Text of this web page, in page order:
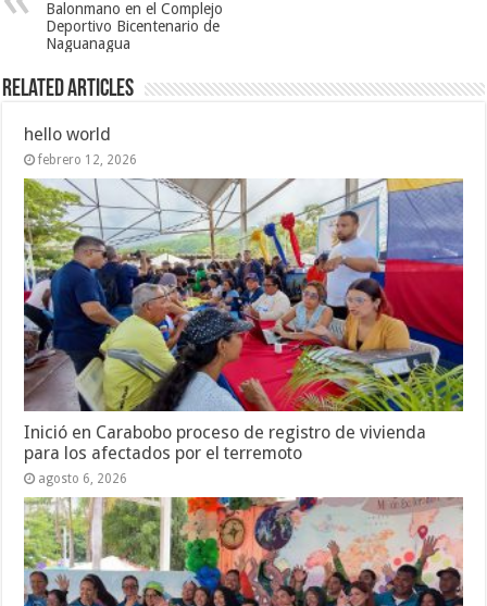
Balonmano en el Complejo
Deportivo Bicentenario de
Naguanagua
Related Articles
hello world
febrero 12, 2026
Inició en Carabobo proceso de registro de vivienda
para los afectados por el terremoto
agosto 6, 2026